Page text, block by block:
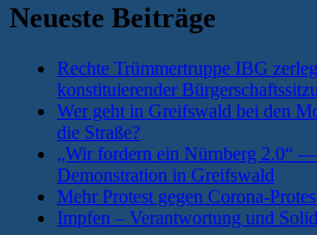
Neueste Beiträge
Rechte Trümmertruppe IBG
konstituierender
Wer geht in Greifswald bei den
die Straße?
„Wir fordern ein Nürnberg 2.0“
Demonstration in Greifswald
Mehr Protest gegen Corona-
Impfen – Verantwortung und